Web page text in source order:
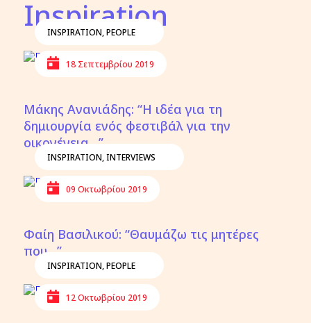
Inspiration
INSPIRATION,PEOPLE
18 Σεπτεμβρίου 2019
Μάκης Ανανιάδης: “Η ιδέα για τη
δημιουργία ενός φεστιβάλ για την
οικογένεια…”
INSPIRATION,INTERVIEWS
09 Οκτωβρίου 2019
Φαίη Βασιλικού: “Θαυμάζω τις μητέρες
που…”
INSPIRATION,PEOPLE
12 Οκτωβρίου 2019